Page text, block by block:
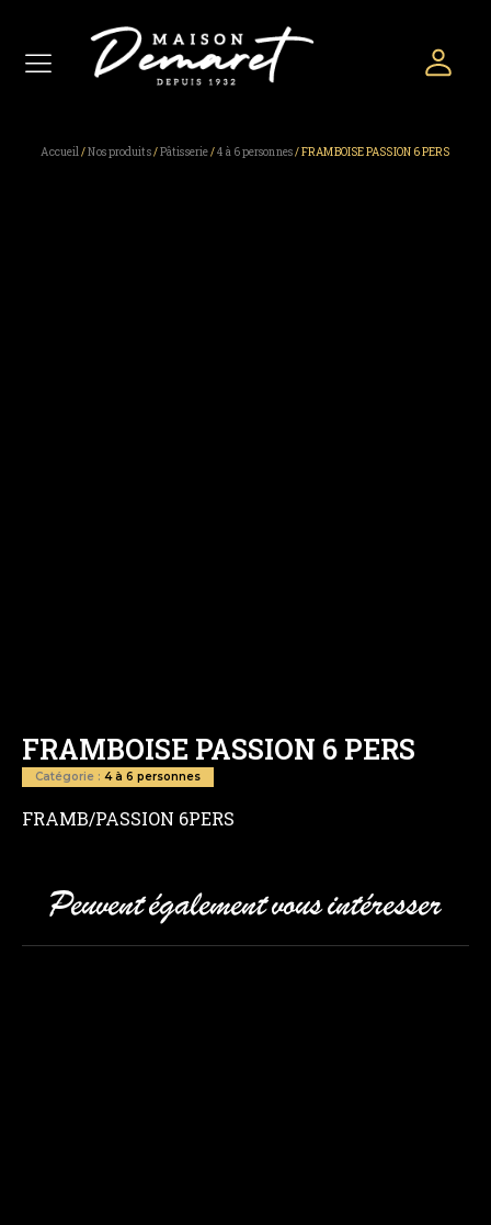
Accueil/Nos produits/Pâtisserie/4 à 6 personnes/ FRAMBOISE PASSION 6 PERS
FRAMBOISE PASSION 6 PERS
Catégorie : 4 à 6 personnes
FRAMB/PASSION 6PERS
Peuvent également vous intéresser